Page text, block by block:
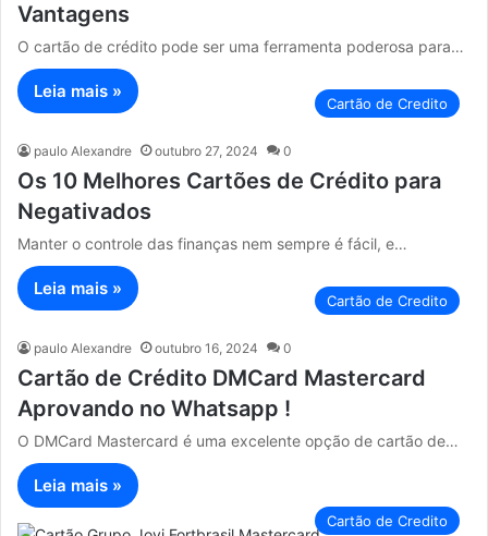
Vantagens
O cartão de crédito pode ser uma ferramenta poderosa para…
Leia mais »
Cartão de Credito
paulo Alexandre outubro 27, 2024 0
Os 10 Melhores Cartões de Crédito para
Negativados
Manter o controle das finanças nem sempre é fácil, e…
Leia mais »
Cartão de Credito
paulo Alexandre outubro 16, 2024 0
Cartão de Crédito DMCard Mastercard
Aprovando no Whatsapp !
O DMCard Mastercard é uma excelente opção de cartão de…
Leia mais »
Cartão de Credito